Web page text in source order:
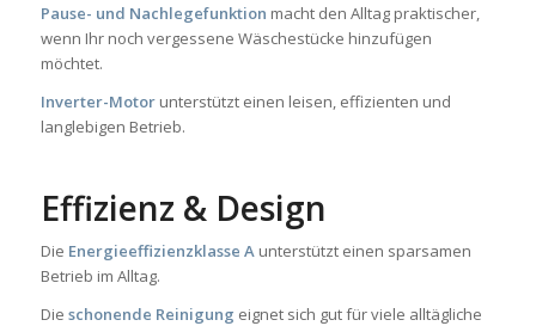
Pause- und Nachlegefunktion macht den Alltag praktischer,
wenn Ihr noch vergessene Wäschestücke hinzufügen
möchtet.
Inverter-Motorunterstützt einen leisen, effizienten und
langlebigen Betrieb.
Effizienz & Design
Die Energieeffizienzklasse A unterstützt einen sparsamen
Betrieb im Alltag.
Die schonende Reinigung eignet sich gut für viele alltägliche